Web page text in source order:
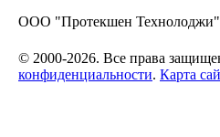
ООО "Протекшен
© 2000-2026. Все права
конфиденциальности. Карта